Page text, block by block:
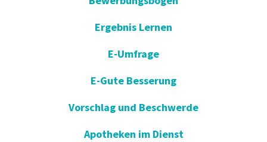
Ergebnis Lernen
E-Umfrage
E-Gute Besserung
Vorschlag und Beschwerde
Apotheken im Dienst